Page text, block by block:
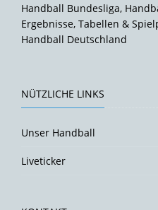
Handball Bundesliga,
Ergebnisse, Tabellen &
Handball Deutschland
NÜTZLICHE LINKS
Unser Handball
Liveticker